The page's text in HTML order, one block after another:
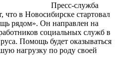
Пресс-служба
в Новосибирске стартовал
рядом». Он направлен на
социальных служб в
Помощь будет оказываться
нагрузку по роду своей